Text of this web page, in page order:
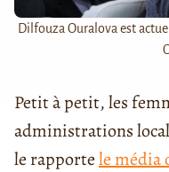
Dilfouza Ouralova est
Petit à petit, les
administrations
le rapportele média